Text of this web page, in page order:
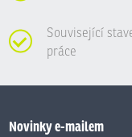
Související
práce
Novinky e-mailem